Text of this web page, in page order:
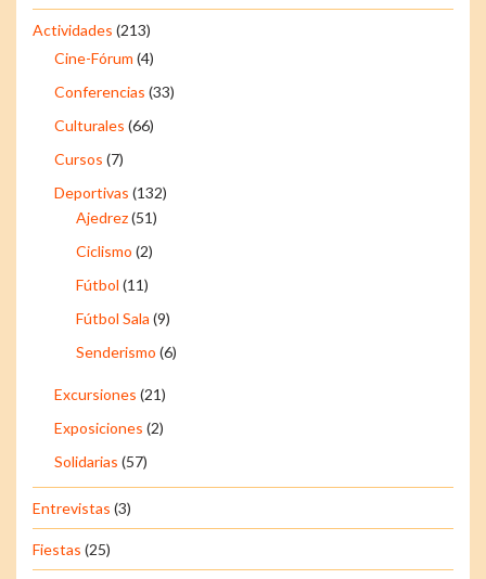
Actividades (213)
Cine-Fórum (4)
Conferencias (33)
Culturales (66)
Cursos (7)
Deportivas (132)
Ajedrez(51)
Ciclismo (2)
Fútbol (11)
Fútbol Sala (9)
Senderismo (6)
Excursiones (21)
Exposiciones (2)
Solidarias (57)
Entrevistas (3)
Fiestas (25)